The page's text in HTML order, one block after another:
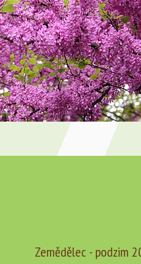
Zemědělec - podzim